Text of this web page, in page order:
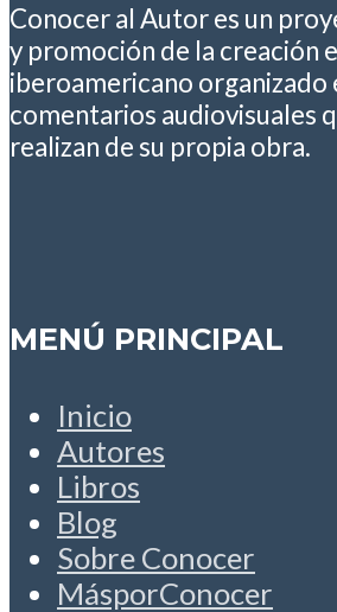
Conocer al Autor es un
y promoción de la creación
iberoamericano organizado
comentarios audiovisuales
realizan de su propia obra.
MENÚ PRINCIPAL
Inicio
Autores
Libros
Blog
Sobre Conocer
MásporConocer